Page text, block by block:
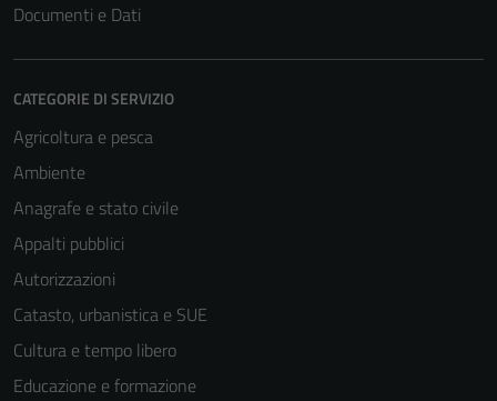
Documenti e Dati
CATEGORIE DI SERVIZIO
Agricoltura e pesca
Ambiente
Anagrafe e stato civile
Appalti pubblici
Autorizzazioni
Catasto, urbanistica e SUE
Cultura e tempo libero
Educazione e formazione